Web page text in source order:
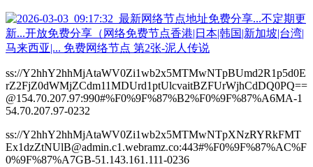
ss://Y2hhY2hhMjAtaWV0Zi1wb2x5MTMwNTpBUmd2R1p5d0E
rZ2FjZ0dWMjZCdm11MDUrd1ptUlcvaitBZFUrWjhCdDQ0PQ==
@154.70.207.97:990#%F0%9F%87%B2%F0%9F%87%A6MA-1
54.70.207.97-0232
ss://Y2hhY2hhMjAtaWV0Zi1wb2x5MTMwNTpXNzRYRkFMT
Ex1dzZtNUlB@admin.c1.webramz.co:443#%F0%9F%87%AC%F
0%9F%87%A7GB-51.143.161.111-0236